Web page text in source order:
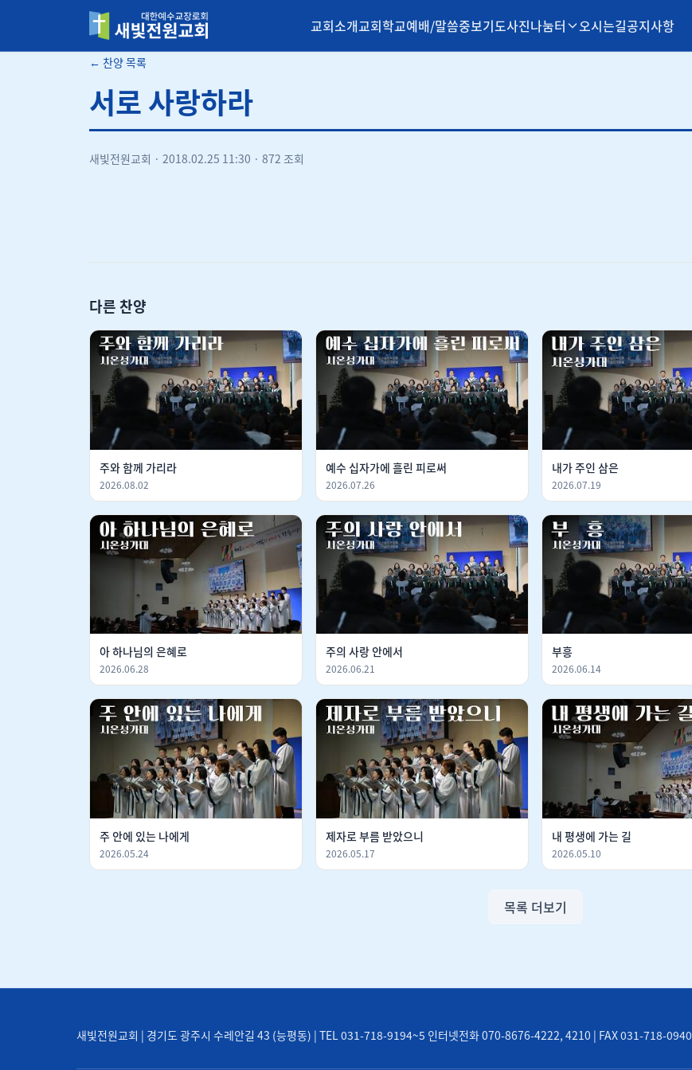
새빛전원교회 교회소개교회학교예배/말씀중보기도사진나눔터 오시는길공지사항
← 찬양 목록
서로 사랑하라
새빛전원교회 · 2018.02.25 11:30 · 872 조회
다른 찬양
주와 함께 가리라
2026.08.02
예수 십자가에 흘린 피로써
2026.07.26
내가 주인 삼은
2026.07.19
아 하나님의 은혜로
2026.06.28
주의 사랑 안에서
2026.06.21
부흥
2026.06.14
주 안에 있는 나에게
2026.05.24
제자로 부름 받았으니
2026.05.17
내 평생에 가는 길
2026.05.10
목록 더보기
새빛전원교회 | 경기도 광주시 수레안길 43 (능평동) | TEL 031-718-9194~5 인터넷전화 070-8676-4222, 4210 | FAX 031-718-0940